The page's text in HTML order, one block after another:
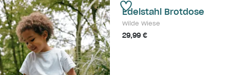
Edelstahl Brotdose
Wilde Wiese
29,99 €